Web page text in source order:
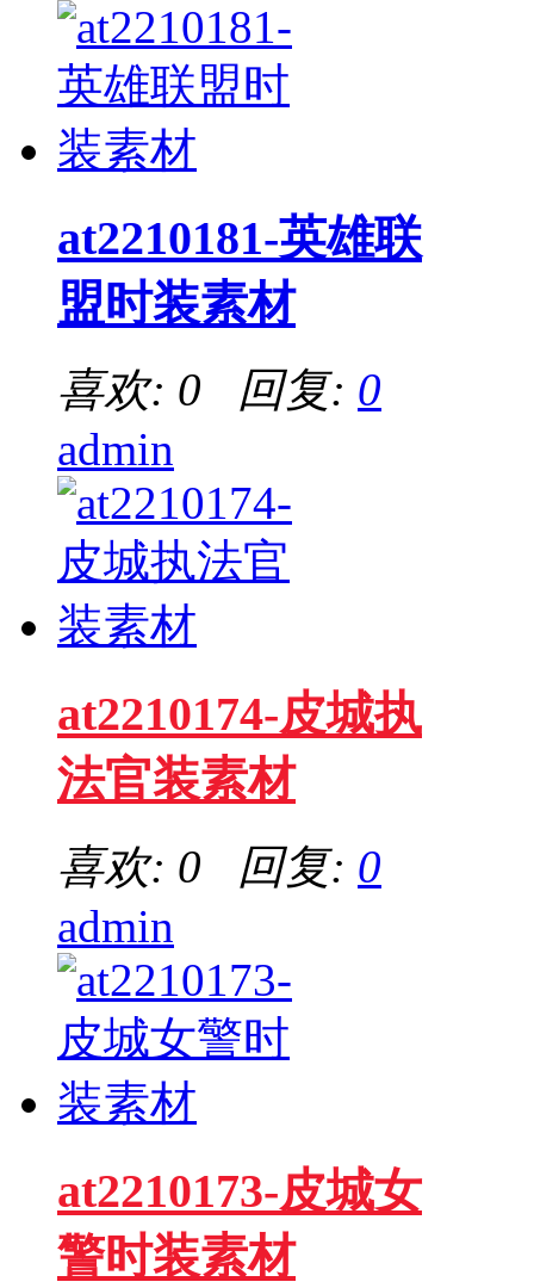
at2210181-英雄联
盟时装素材
喜欢: 0 回复: 0
admin
at2210174-皮城执
法官装素材
喜欢: 0 回复: 0
admin
at2210173-皮城女
警时装素材